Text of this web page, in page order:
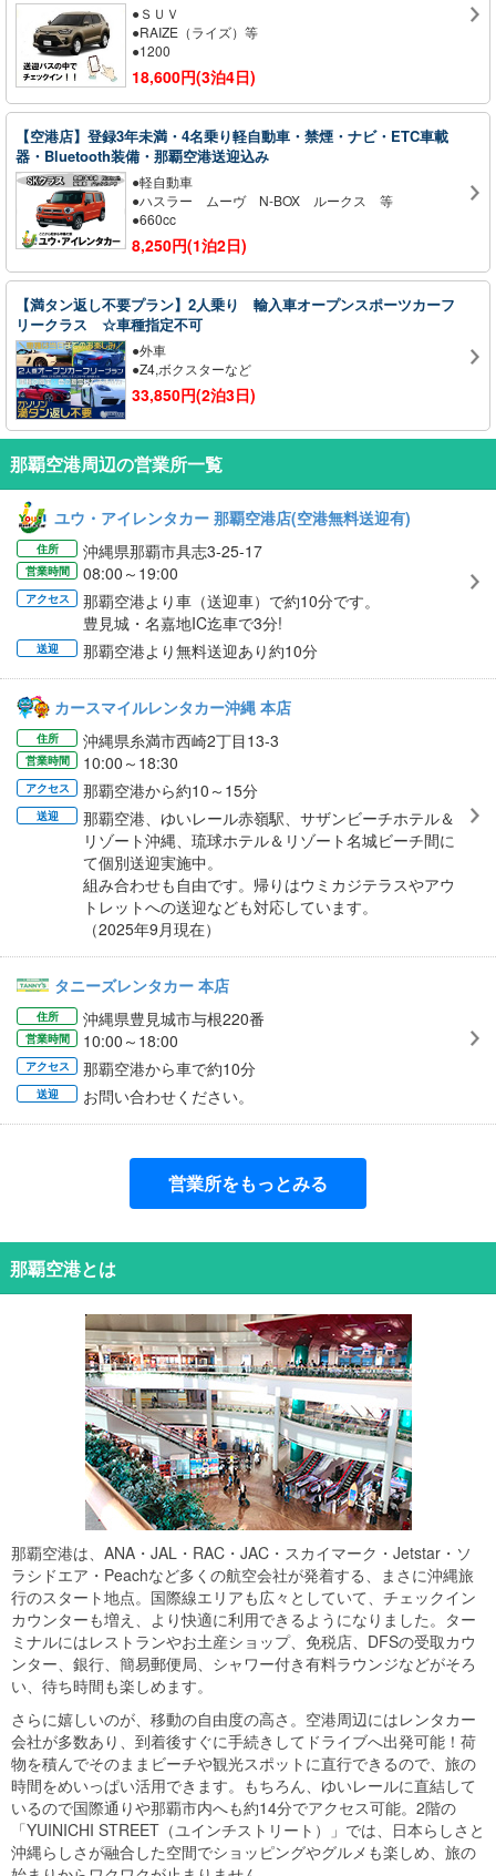
●ＳＵＶ
●RAIZE（ライズ）等
●1200
18,600円(3泊4日)
【空港店】登録3年未満・4名乗り軽自動車・禁煙・ナビ・ETC車載
器・Bluetooth装備・那覇空港送迎込み
●軽自動車
●ハスラー ムーヴ N-BOX ルークス 等
●660cc
8,250円(1泊2日)
【満タン返し不要プラン】2人乗り 輸入車オープンスポーツカーフ
リークラス ☆車種指定不可
●外車
●Z4,ボクスターなど
33,850円(2泊3日)
那覇空港周辺の営業所一覧
ユウ・アイレンタカー 那覇空港店(空港無料送迎有)
住所 沖縄県那覇市具志3-25-17
営業時間 08:00～19:00
アクセス
那覇空港より車（送迎車）で約10分です。
豊見城・名嘉地IC迄車で3分!
送迎 那覇空港より無料送迎あり約10分
カースマイルレンタカー沖縄 本店
住所 沖縄県糸満市西崎2丁目13-3
営業時間 10:00～18:30
アクセス 那覇空港から約10～15分
送迎
那覇空港、ゆいレール赤嶺駅、サザンビーチホテル＆
リゾート沖縄、琉球ホテル＆リゾート名城ビーチ間に
て個別送迎実施中。
組み合わせも自由です。帰りはウミカジテラスやアウ
トレットへの送迎なども対応しています。
（2025年9月現在）
タニーズレンタカー 本店
住所 沖縄県豊見城市与根220番
営業時間 10:00～18:00
アクセス 那覇空港から車で約10分
送迎 お問い合わせください。
営業所をもっとみる
那覇空港とは
那覇空港は、ANA・JAL・RAC・JAC・スカイマーク・Jetstar・ソ
ラシドエア・Peachなど多くの航空会社が発着する、まさに沖縄旅
行のスタート地点。国際線エリアも広々としていて、チェックイン
カウンターも増え、より快適に利用できるようになりました。ター
ミナルにはレストランやお土産ショップ、免税店、DFSの受取カウ
ンター、銀行、簡易郵便局、シャワー付き有料ラウンジなどがそろ
い、待ち時間も楽しめます。
さらに嬉しいのが、移動の自由度の高さ。空港周辺にはレンタカー
会社が多数あり、到着後すぐに手続きしてドライブへ出発可能！荷
物を積んでそのままビーチや観光スポットに直行できるので、旅の
時間をめいっぱい活用できます。もちろん、ゆいレールに直結して
いるので国際通りや那覇市内へも約14分でアクセス可能。2階の
「YUINICHI STREET（ユインチストリート）」では、日本らしさと
沖縄らしさが融合した空間でショッピングやグルメも楽しめ、旅の